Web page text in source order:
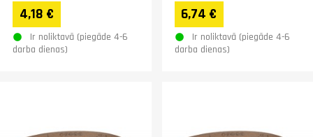
4,18 €
Ir noliktavā (piegāde 4-6
darba dienas)
6,74 €
Ir noliktavā (piegāde 4-6
darba dienas)